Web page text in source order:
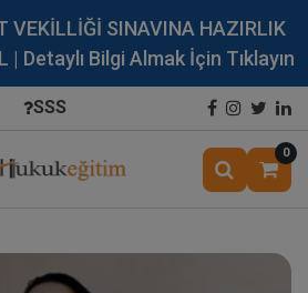
VEKİLLİĞİ SINAVINA HAZIRLIK
| Detaylı Bilgi Almak İçin Tıklayın
SSS
0